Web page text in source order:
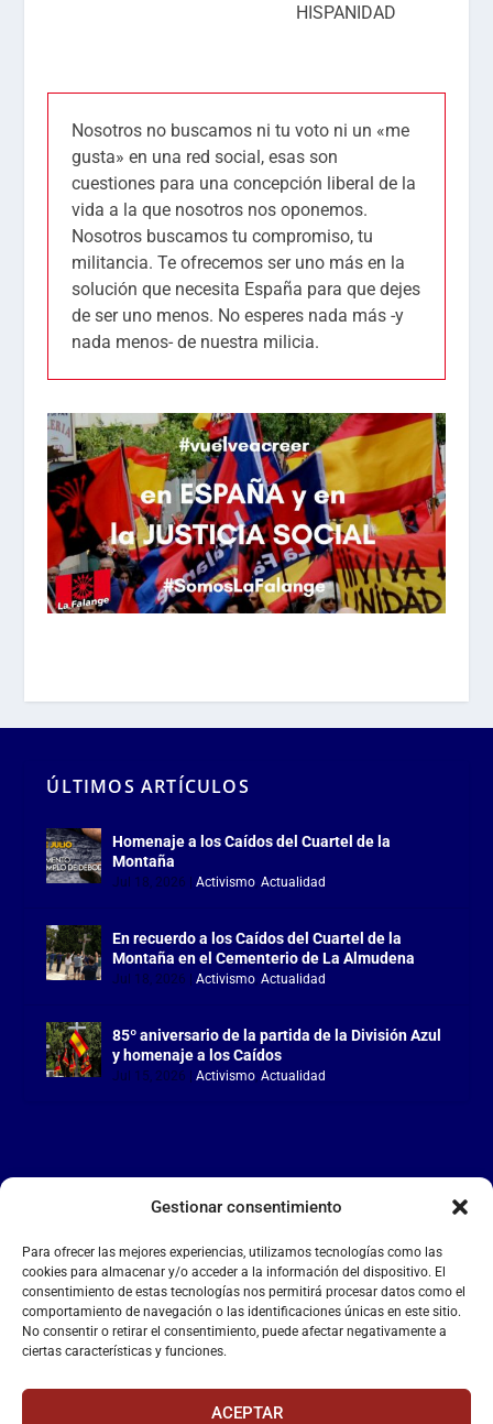
Gestionar consentimiento
Para ofrecer las mejores experiencias, utilizamos tecnologías como las
cookies para almacenar y/o acceder a la información del dispositivo. El
consentimiento de estas tecnologías nos permitirá procesar datos como el
comportamiento de navegación o las identificaciones únicas en este sitio.
No consentir o retirar el consentimiento, puede afectar negativamente a
ciertas características y funciones.
ACEPTAR
HISPANIDAD
Nosotros no buscamos ni tu voto ni un «me
gusta» en una red social, esas son
cuestiones para una concepción liberal de la
vida a la que nosotros nos oponemos.
Nosotros buscamos tu compromiso, tu
militancia. Te ofrecemos ser uno más en la
solución que necesita España para que dejes
de ser uno menos. No esperes nada más -y
nada menos- de nuestra milicia.
ÚLTIMOS ARTÍCULOS
Homenaje a los Caídos del Cuartel de la
Montaña
Jul 18, 2026 |Activismo,Actualidad
En recuerdo a los Caídos del Cuartel de la
Montaña en el Cementerio de La Almudena
Jul 18, 2026 |Activismo,Actualidad
85º aniversario de la partida de la División Azul
y homenaje a los Caídos
Jul 15, 2026 |Activismo,Actualidad
LA FALANGE
Reproductor
de
vídeo